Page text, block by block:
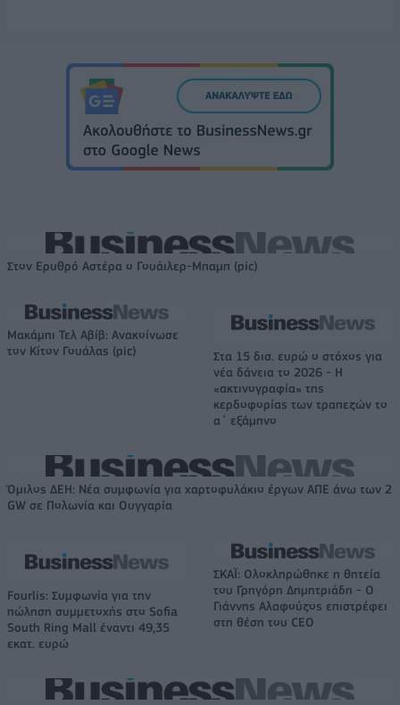
Στον Ερυθρό Αστέρα ο Γουάιλερ-Μπαμπ (pic)
Μακάμπι Τελ Αβίβ: Ανακοίνωσε
τον Κίτον Γουάλας (pic)
Στα 15 δισ. ευρώ ο στόχος για
νέα δάνεια το 2026 - Η
«ακτινογραφία» της
κερδοφορίας των τραπεζών το
α΄ εξάμηνο
Όμιλος ΔΕΗ: Νέα συμφωνία για χαρτοφυλάκιο έργων ΑΠΕ άνω των 2
GW σε Πολωνία και Ουγγαρία
Fourlis: Συμφωνία για την
πώληση συμμετοχής στο Sofia
South Ring Mall έναντι 49,35
εκατ. ευρώ
ΣΚΑΪ: Ολοκληρώθηκε η θητεία
του Γρηγόρη Δημητριάδη - Ο
Γιάννης Αλαφούζος επιστρέφει
στη θέση του CEO